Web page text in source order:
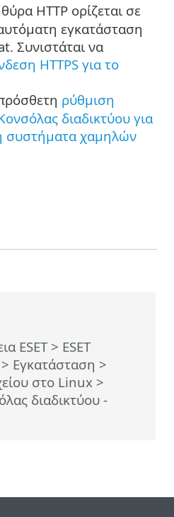
ESET> ESET
> Εγκατάσταση >
στο Linux >
διαδικτύου -
HTTP ορίζεται σε
εγκατάσταση
Συνιστάται να
HTTPS για το
ρύθμιση
διαδικτύου για
ή συστήματα χαμηλών